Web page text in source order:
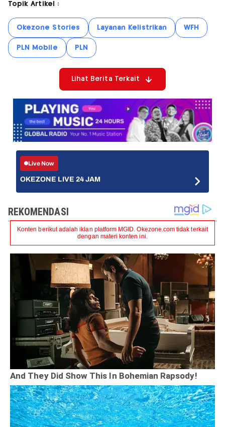
Topik Artikel :
Okezone Stories Layanan Kelistrikan WFH
PLN Mobile PLN
Lihat Berita Terkait
Live Now
OKEZONE LIVE 24 JAM